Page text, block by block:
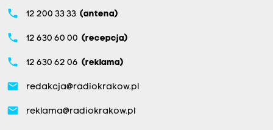
phone 12 200 33 33 (antena)
phone 12 630 60 00 (recepcja)
phone 12 630 62 06 (reklama)
email redakcja@radiokrakow.pl
email reklama@radiokrakow.pl